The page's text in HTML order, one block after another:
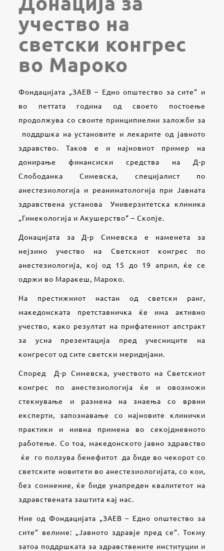
учество на
светски конгрес
во Мароко
Фондацијата „ЗАЕВ – Едно општество за сите“ и
во петтата година од своето постоење
продолжува со своите принципиелни заложби за
поддршка на установите и лекарите од јавното
здравство. Таков е и најновиот пример на
донирање финансиски средства на Д-р
Слободанка Симевска, специјалист по
анестезиологија и реаниматологија при Јавната
здравствена установа Универзитетска клиника
„Гинекологија и Акушерство“ – Скопје.
Донацијата за Д-р Симевска е наменета за
нејзино учество на Светскиот конгрес по
анестезиологија, кој од 15 до 19 април, ќе се
одржи во Маракеш, Мароко.
На престижниот настан од светски ранг,
македонската претставничка ќе има активно
учество, како резултат на прифатениот апстракт
за усна презентација пред учесниците на
конгресот од сите светски меридијани.
Според Д-р Симевска, учеството на Светскиот
конгрес по анестезиологија ќе и овозможи
стекнување и размена на знаења со врвни
експерти, запознавање со најновите клинички
практики и нивна примена во секојдневното
работење. Со тоа, македонското јавно здравство
ќе го ползува бенефитот да биде во чекорот со
светските новитети во анестезиологијата, со кои,
без сомнение, ќе биде унапреден квалитетот на
здравствената заштита кај нас.
Ние од Фондацијата „ЗАЕВ – Едно општество за
сите“ велиме: „Јавното здравје пред се“. Токму
затоа поддршката за здравствените институции и